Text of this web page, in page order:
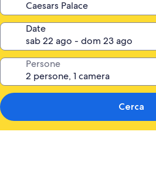
Date
Persone
Cerca